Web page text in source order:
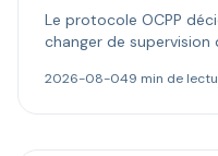
Le protocole OCPP
changer de supervision
versions 1.6 et 2.0.1, et
2026-08-049 min de